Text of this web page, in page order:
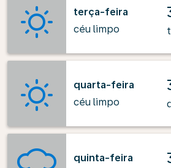
terça-feira
céu limpo
quarta-feira
céu limpo
quinta-feira